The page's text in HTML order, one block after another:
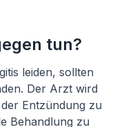
tun?
leiden, sollten
Der Arzt wird
Entzündung zu
Behandlung zu